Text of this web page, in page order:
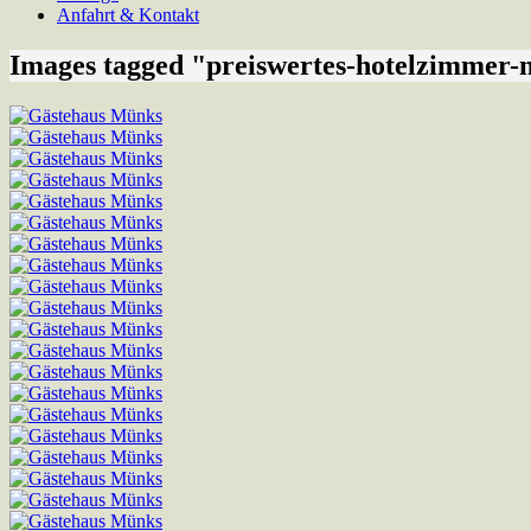
Anfahrt & Kontakt
Images tagged "preiswertes-hotelzimmer-